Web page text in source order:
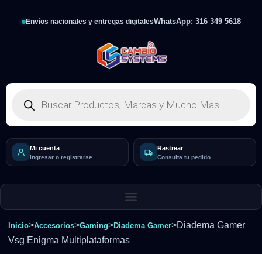
Envíos nacionales y entregas digitalesWhatsApp: 316 349 5618
Mi cuenta
Ingresar o registrarse
Rastrear
Consulta tu pedido
Inicio>Accesorios>Gaming>Diadema Gamer>Diadema Gamer
Vsg Enigma Multiplataformas